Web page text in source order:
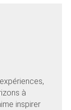
à
inspirer